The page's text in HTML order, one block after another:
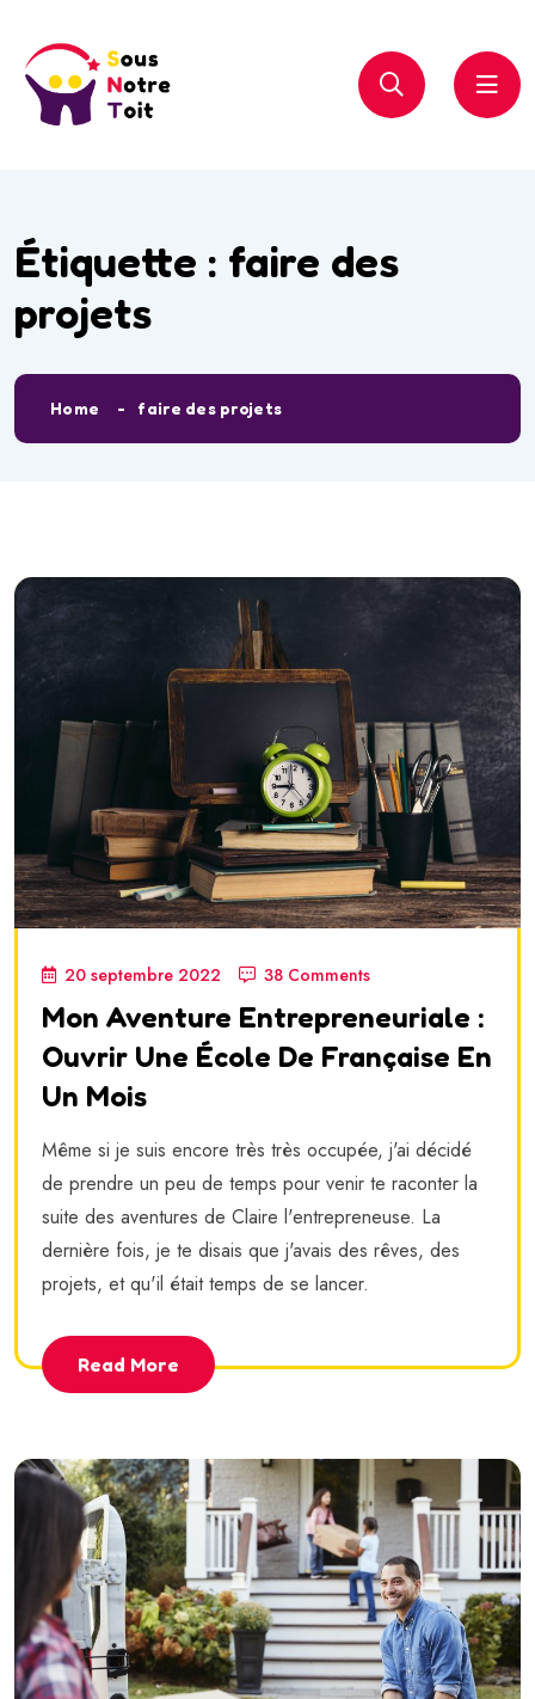
Étiquette : faire des
projets
Home faire des projets
20 septembre 2022 38 Comments
Mon Aventure Entrepreneuriale :
Ouvrir Une École De Française En
Un Mois
Même si je suis encore très très occupée, j'ai décidé
de prendre un peu de temps pour venir te raconter la
suite des aventures de Claire l'entrepreneuse. La
dernière fois, je te disais que j'avais des rêves, des
projets, et qu'il était temps de se lancer.
Read More